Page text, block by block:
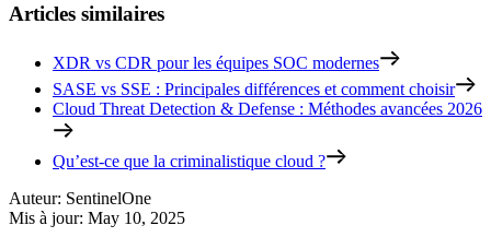
Articles similaires
XDR vs CDR pour les équipes SOC modernes
SASE vs SSE : Principales différences et comment choisir
Cloud Threat Detection & Defense : Méthodes avancées 2026
Qu’est-ce que la criminalistique cloud ?
Auteur: SentinelOne
Mis à jour: May 10, 2025